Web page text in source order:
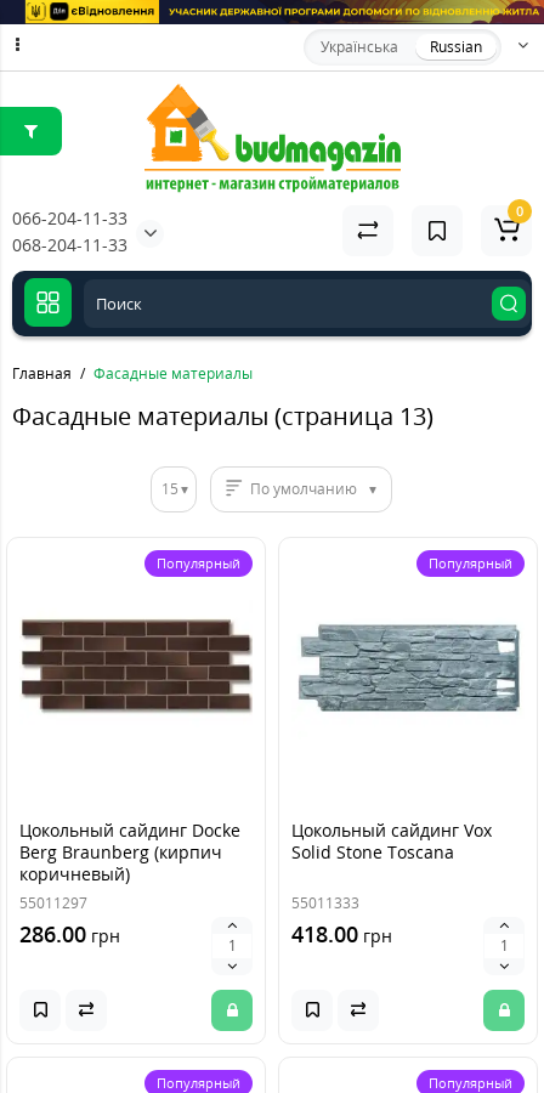
Українська Russian
066-204-11-33
068-204-11-33
0
Главная Фасадные материалы
Фасадные материалы (страница 13)
15 По умолчанию
Популярный
Цокольный сайдинг Docke
Berg Braunberg (кирпич
коричневый)
55011297
286.00 грн
Популярный
Цокольный сайдинг Vox
Solid Stone Toscana
55011333
418.00 грн
Популярный Популярный